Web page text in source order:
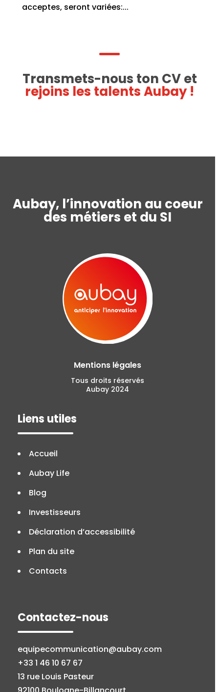
acceptes, seront variées:...
Transmets-nous ton CV et
rejoins les talents Aubay !
Aubay, l’innovation au coeur
des métiers et du SI
Mentions légales
Tous droits réservés
Aubay 2024
Liens utiles
Accueil
Aubay Life
Blog
Investisseurs
Déclaration d’accessibilité
Plan du site
Contacts
Contactez-nous
equipecommunication@aubay.com
+33 1 46 10 67 67
13 rue Louis Pasteur